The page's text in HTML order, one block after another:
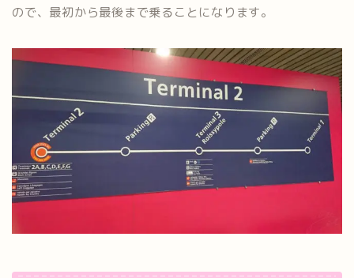
ので、最初から最後まで乗ることになります。